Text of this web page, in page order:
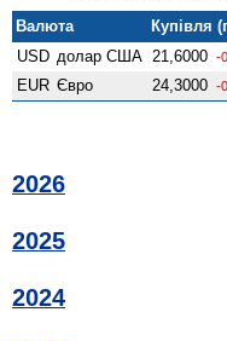
Валюта Купівля
USD долар США 21,6000 -
EUR Євро 24,3000 -
2026
2025
2024